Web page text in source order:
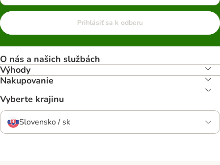
Prihlásiť sa k odberu
O nás a našich službách
Výhody
Nakupovanie
Vyberte krajinu
Slovensko / sk